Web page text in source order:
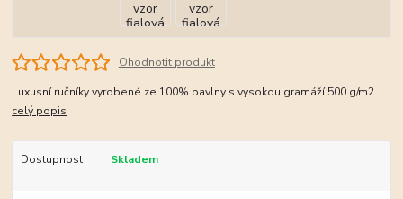
Ohodnotit produkt
Luxusní ručníky vyrobené ze 100% bavlny s vysokou gramáží 500 g/m2
celý popis
Dostupnost Skladem